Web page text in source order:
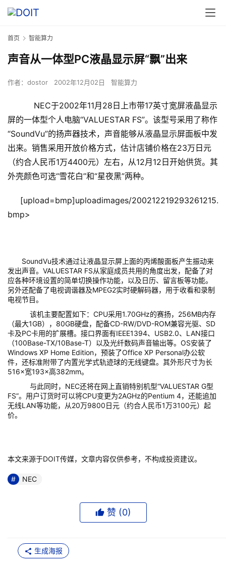
首页 智能算力
声音从一体型PC液晶显示屏“飘”出来
作者： dostor 2002年12月02日 智能算力
NEC于2002年11月28日上市带17英寸宽屏液晶显示
屏的一体型个人电脑“VALUESTAR FS”。该型号采用了称作
“SoundVu”的扬声器技术，声音能够从液晶显示屏面板中发
出来。销售采用开放价格方式，估计店铺价格在23万日元
（约合人民币1万4400元）左右，从12月12日开始供货。其
外壳颜色可选“雪花白”和“星夜黑”两种。
[upload=bmp]uploadimages/200212219293261215.
bmp>
SoundVu技术通过让液晶显示屏上面的丙烯酸面板产生振动来
发出声音。VALUESTAR FS从家庭成员共用的角度出发，配备了对
应各种环境设置的简单切换操作功能，以及日历、留言板等功能。
另外还配备了电视调谐器及MPEG2实时硬解码器，用于收看和录制
电视节目。
该机主要配置如下：CPU采用1.70GHz的赛扬，256MB内存
（最大1GB），80GB硬盘，配备CD-RW/DVD-ROM兼容光驱、SD
卡及PC卡用的扩展槽。接口界面有IEEE1394、USB2.0、LAN接口
（100Base-TX/10Base-T）以及光纤数码声音输出等。OS安装了
Windows XP Home Edition，预装了Office XP Personal办公软
件，还标准附带了内置光学式轨迹球的无线键盘。其外形尺寸为长
516×宽193×高382mm。
与此同时，NEC还将在网上直销特别机型“VALUESTAR G型
FS”。用户订货时可以将CPU变更为2AGHz的Pentium 4，还能追加
无线LAN等功能，从20万9800日元（约合人民币1万3100元）起
价。
本文来源于DOIT传媒，文章内容仅供参考，不构成投资建议。
NEC
赞 (0)
生成海报